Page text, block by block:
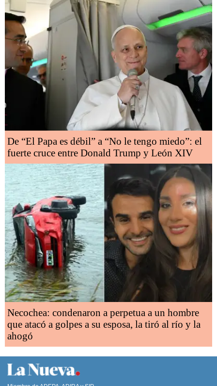
De “El Papa es débil” a “No le tengo miedo”: el
fuerte cruce entre Donald Trump y León XIV
Necochea: condenaron a perpetua a un hombre
que atacó a golpes a su esposa, la tiró al río y la
ahogó